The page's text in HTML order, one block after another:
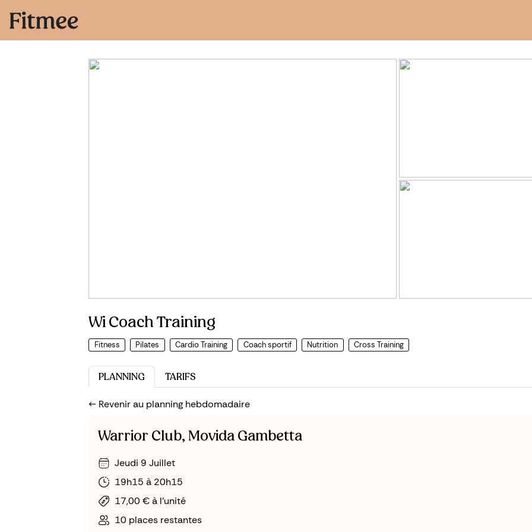
Wi Coach Training
Fitness Pilates Cardio Training Coach sportif Nutrition Cross Training
PLANNING TARIFS
<-- Revenir au planning hebdomadaire
Warrior Club, Movida Gambetta
Jeudi 9 Juillet
19h15 à 20h15
17,00 € à l'unité
10 places restantes